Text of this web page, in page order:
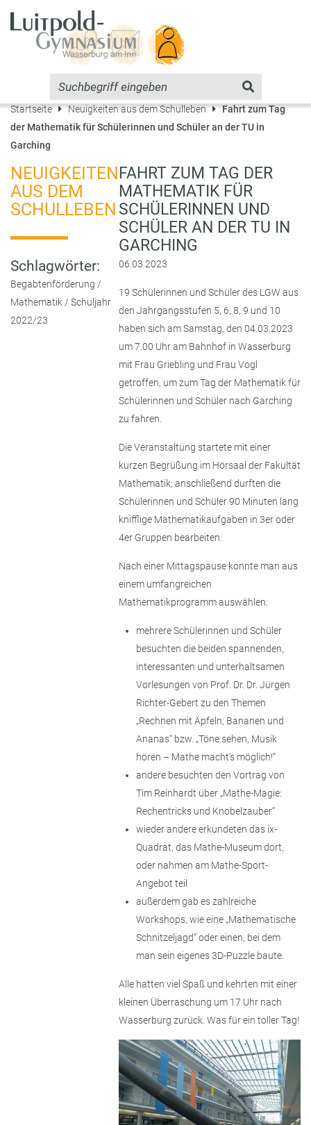
Startseite Neuigkeiten aus dem Schulleben
Fahrt zum Tag
der Mathematik für Schülerinnen und Schüler an der TU in
Garching
NEUIGKEITEN
AUS DEM
SCHULLEBEN
Schlagwörter:
Begabtenförderung /
Mathematik/ Schuljahr
2022/23
FAHRT ZUM TAG DER
MATHEMATIK FÜR
SCHÜLERINNEN UND
SCHÜLER AN DER TU IN
GARCHING
06.03.2023
19 Schülerinnen und Schüler des LGW aus
den Jahrgangsstufen 5, 6, 8, 9 und 10
haben sich am Samstag, den 04.03.2023
um 7.00 Uhr am Bahnhof in Wasserburg
mit Frau Griebling und Frau Vogl
getroffen, um zum Tag der Mathematik für
Schülerinnen und Schüler nach Garching
zu fahren.
Die Veranstaltung startete mit einer
kurzen Begrüßung im Hörsaal der Fakultät
Mathematik; anschließend durften die
Schülerinnen und Schüler 90 Minuten lang
knifflige Mathematikaufgaben in 3er oder
4er Gruppen bearbeiten.
Nach einer Mittagspause konnte man aus
einem umfangreichen
Mathematikprogramm auswählen:
mehrere Schülerinnen und Schüler
besuchten die beiden spannenden,
interessanten und unterhaltsamen
Vorlesungen von Prof. Dr. Dr. Jürgen
Richter-Gebert zu den Themen
„Rechnen mit Äpfeln, Bananen und
Ananas“ bzw. „Töne sehen, Musik
hören – Mathe macht’s möglich!“
andere besuchten den Vortrag von
Tim Reinhardt über „Mathe-Magie:
Rechentricks und Knobelzauber“
wieder andere erkundeten das ix-
Quadrat, das Mathe-Museum dort,
oder nahmen am Mathe-Sport-
Angebot teil
außerdem gab es zahlreiche
Workshops, wie eine „Mathematische
Schnitzeljagd“ oder einen, bei dem
man sein eigenes 3D-Puzzle baute.
Alle hatten viel Spaß und kehrten mit einer
kleinen Überraschung um 17 Uhr nach
Wasserburg zurück. Was für ein toller Tag!